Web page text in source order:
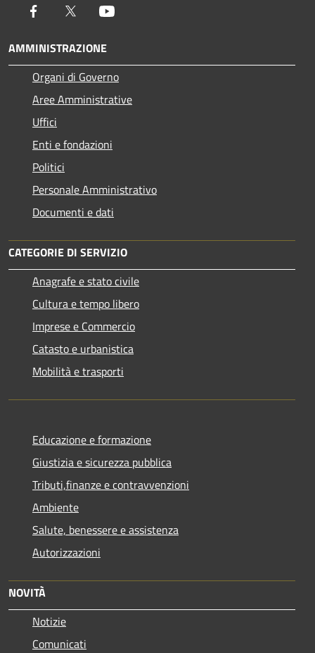
Facebook Twitter
AMMINISTRAZIONE
Organi di Governo
Aree Amministrative
Uffici
Enti e fondazioni
Politici
Personale Amministrativo
Documenti e dati
CATEGORIE DI SERVIZIO
Anagrafe e stato civile
Cultura e tempo libero
Imprese e Commercio
Catasto e urbanistica
Mobilità e trasporti
Educazione e formazione
Giustizia e sicurezza pubblica
Tributi,finanze e contravvenzioni
Ambiente
Salute, benessere e assistenza
Autorizzazioni
NOVITÀ
Notizie
Comunicati